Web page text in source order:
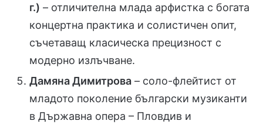
г.) – отличителна млада арфистка с богата
концертна практика и солистичен опит,
съчетаващ класическа прецизност с
модерно излъчване.
Дамяна Димитрова – соло-флейтист от
младото поколение български музиканти
в Държавна опера – Пловдив и